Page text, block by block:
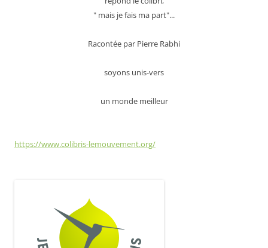
" mais je fais ma part"...
Racontée par Pierre Rabhi
soyons unis-vers
un monde meilleur
https://www.colibris-lemouvement.org/